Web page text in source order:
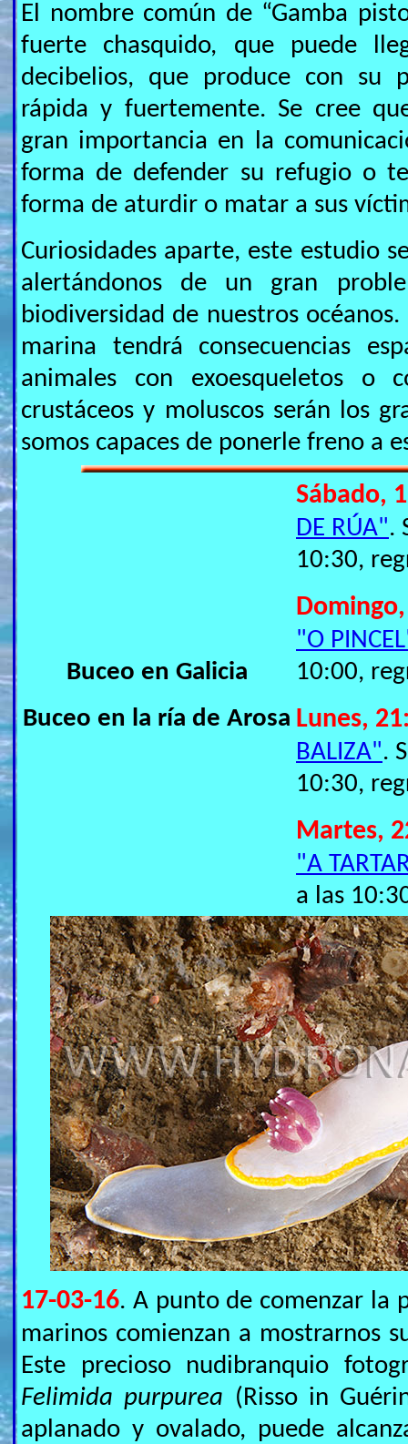
El nombre común de “Gamba
fuerte chasquido, que puede
decibelios, que produce con su
rápida y fuertemente. Se cree
gran importancia en la
forma de defender su refugio o
forma de aturdir o matar a sus
Curiosidades aparte, este estudio
alertándonos de un gran
biodiversidad de nuestros
marina tendrá consecuencias
animales con exoesqueletos o
crustáceos y moluscos serán los
somos capaces de ponerle freno a
Buceo en Galicia
Buceo en la ría de Arosa
Sábado,
DE RÚA".
10:30,
"O
10:00,
Lunes,
BALIZA".
10:30,
Martes,
"A
a las
17-03-16. A punto de comenzar la
marinos comienzan a mostrarnos
Este precioso nudibranquio
Felimida purpurea (Risso in
aplanado y ovalado, puede